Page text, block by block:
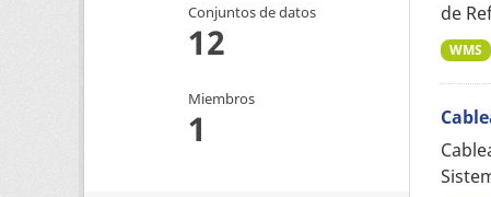
Conjuntos de datos
12
Miembros
1
de
WMS